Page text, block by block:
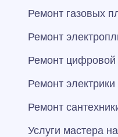
Ремонт газовых
Ремонт
Ремонт цифровой
Ремонт электрики
Ремонт
Услуги мастера